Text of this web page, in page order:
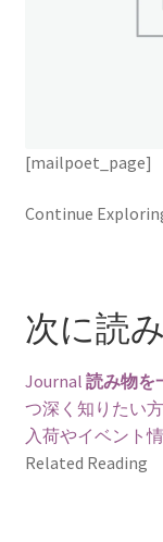
[mailpoet_page]
Continue
次に読
Journal 読み物を
つ深く知りたい方
入荷やイベント
Related Reading